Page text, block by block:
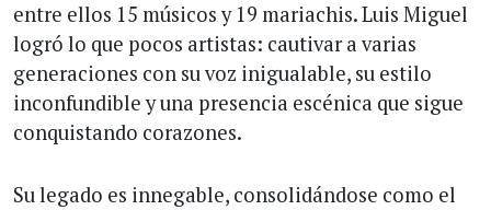
entre ellos 15 músicos y 19 mariachis. Luis Miguel
logró lo que pocos artistas: cautivar a varias
generaciones con su voz inigualable, su estilo
inconfundible y una presencia escénica que sigue
conquistando corazones.
Su legado es innegable, consolidándose como el